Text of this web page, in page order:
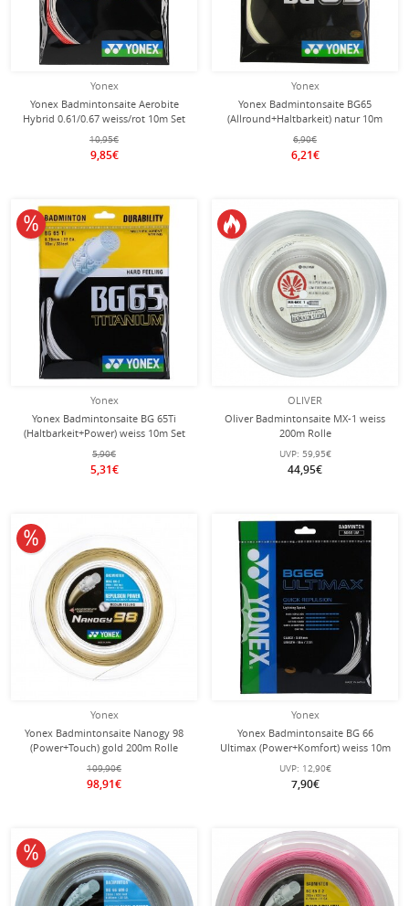
Yonex
Yonex Badmintonsaite Aerobite
Hybrid 0.61/0.67 weiss/rot 10m Set
10,95€
9,85€
Yonex
Yonex Badmintonsaite BG65
(Allround+Haltbarkeit) natur 10m
Set
6,90€
6,21€
Yonex
Yonex Badmintonsaite BG 65Ti
(Haltbarkeit+Power) weiss 10m Set
5,90€
5,31€
10% reduziert
OLIVER
Oliver Badmintonsaite MX-1 weiss
200m Rolle
UVP: 59,95€
44,95€
Yonex
Yonex Badmintonsaite Nanogy 98
(Power+Touch) gold 200m Rolle
109,90€
98,91€
10% reduziert
Yonex
Yonex Badmintonsaite BG 66
Ultimax (Power+Komfort) weiss 10m
Set
UVP: 12,90€
7,90€
10% reduziert